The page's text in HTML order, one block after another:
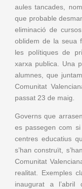
aules tancades,
que probable
eliminació de
oblidem de la seua
les polítiques de
xarxa publica. Una
alumnes, que
Comunitat
passat 23 de maig.
Governs que
es passegen com
centres educatius
s’han construït,
Comunitat
realitat. Exemples
inaugurat a l’abril